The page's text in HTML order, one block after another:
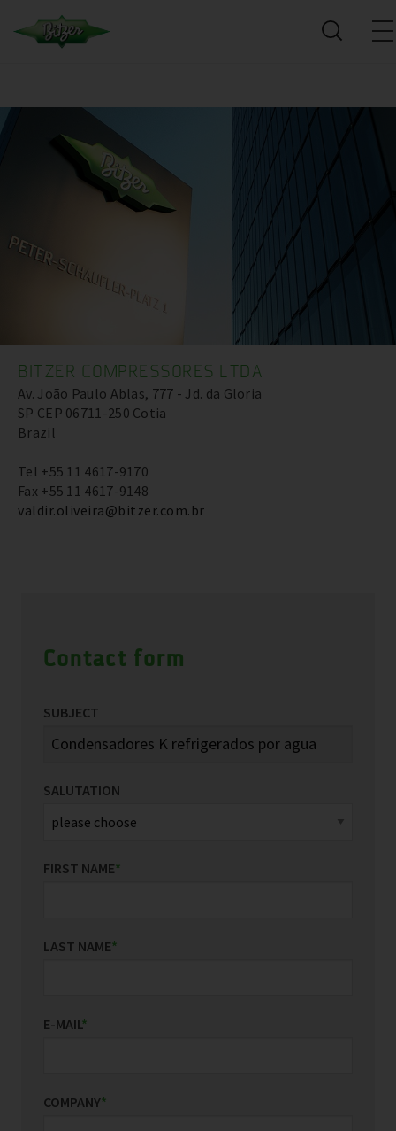
BITZER COMPRESSORES LTDA
Av. João Paulo Ablas, 777 - Jd. da Gloria
SP CEP 06711-250 Cotia
Brazil
Tel +55 11 4617-9170
Fax +55 11 4617-9148
valdir.oliveira@bitzer.com.br
Contact form
SUBJECT
SALUTATION
FIRST NAME*
LAST NAME*
E-MAIL*
COMPANY*